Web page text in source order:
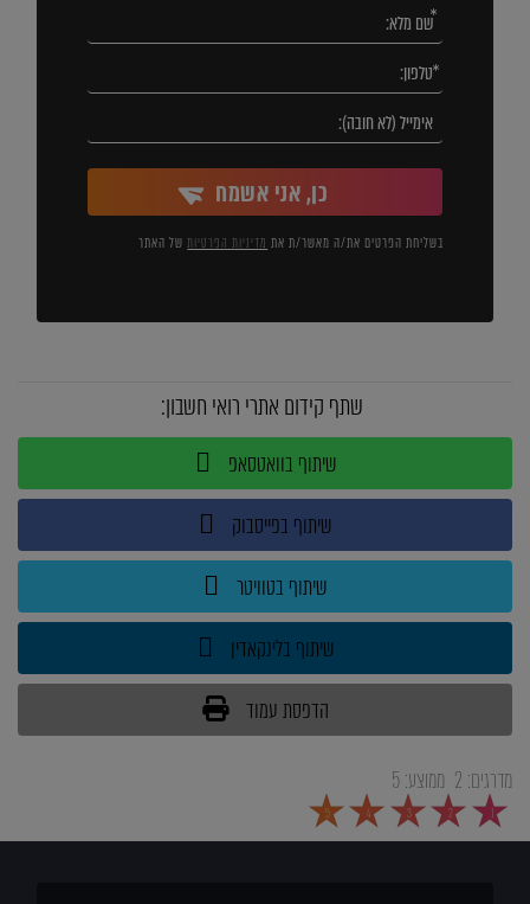
כן, אני אשמח
בשליחת הפרטים את/ה מאשר/ת את מדיניות הפרטיותשל האתר
שתף קידום אתרי רואי חשבון:
שיתוף בוואטסאפ
שיתוף בפייסבוק
שיתוף בטוויטר
שיתוף בלינקאדין
הדפסת עמוד
מדרגים: 2 ממוצע:5
1
2
3
4
5